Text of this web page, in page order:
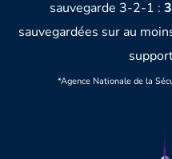
sauvegarde 3-2-1 : 3
sauvegardées sur au
*Agence Nationale de la